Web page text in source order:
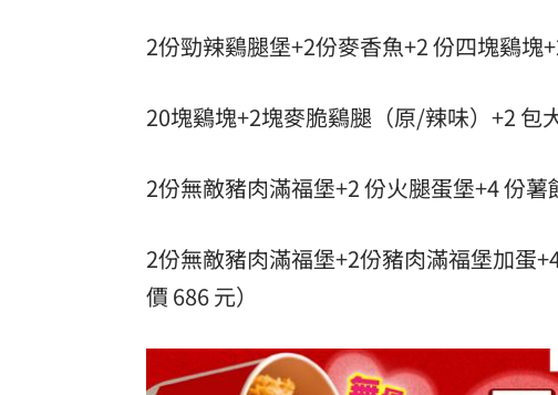
2份勁辣鷄腿堡+2份麥香魚+2 份四塊鷄塊
20塊鷄塊+2塊麥脆鷄腿（原/辣味）+2 包
2份無敵豬肉滿福堡+2 份火腿蛋堡+4 份
2份無敵豬肉滿福堡+2份豬肉滿福堡加蛋
價 686 元）